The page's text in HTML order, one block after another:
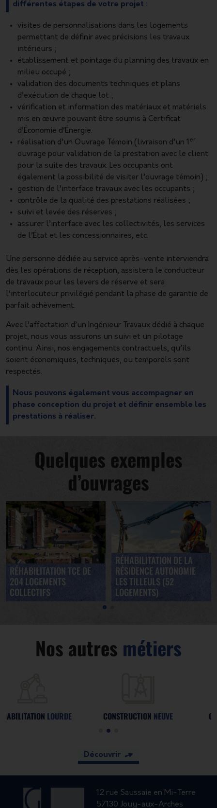
différentes étapes de votre projet :
visites de personnalisations dans les logements
permettant de définir avec précisions les travaux
intérieurs ;
établissement et pointage du planning des travaux en
milieu occupé ;
validation des documents techniques et plans
d’exécution de chaque lot ;
vérification et information des matériaux et matériels
mis en œuvre pouvant être soumis à Certificat
d’Économie d’Énergie.
réalisation d’un Ouvrage Témoin (livraison d’un 1 er
ouvrage pour validation de la prestation avec le client
pour la suite des travaux. Les occupants ont
également la possibilité de visiter l’ouvrage témoin) ;
gestion de l’interface travaux avec les occupants ;
contrôle de la qualité des prestations réalisées ;
suivi et levée des réserves ;
assurer l’interface avec les collectivités, les services
de l’État et les concessionnaires, etc.
Une personne dédiée au service après-vente interviendra
dès les opérations de réception, assistera le conducteur
de travaux pour les levers de réserve et sera
l‘interlocuteur privilégié pendant la phase de garantie de
parfait achèvement.
Avec l’affectation d’un Ingénieur Travaux dédié à chaque
projet, nous vous assurons un suivi et un pilotage
continu. Ainsi, nos engagements contractuels, qu’ils
soient économiques, techniques, ou temporels sont
respectés.
Nous pouvons également vous accompagner en
phase conception du projet et définir ensemble les
prestations à réaliser.
Quelques exemples
d’ouvrages
RÉHABILITATION TCE DE
204 LOGEMENTS
COLLECTIFS
RÉHABILITATION DE LA
RÉSIDENCE AUTONOMIE
LES TILLEULS (52
LOGEMENTS)
Nos autres métiers
CONSTRUCTION CONSTRUCTION
Découvrir
12 rue Saussaie en Mi-Terre
57130 Jouy-aux-Arches